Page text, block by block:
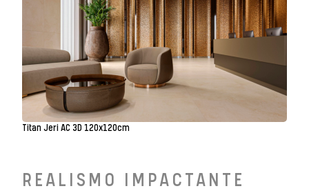
Titan Jeri AC 3D 120x120cm
REALISMO IMPACTANTE